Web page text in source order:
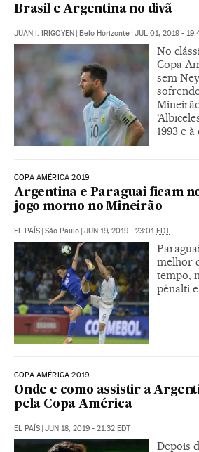
Brasil e Argentina no divã
JUAN I. IRIGOYEN Belo Horizonte JUL 01, 2019 -
No
Copa
sem
1993 e
COPA AMÉRICA 2019
Argentina e Paraguai ficam
jogo morno no Mineirão
EL PAÍS São Paulo JUN 19, 2019 - 23:01 EDT
melhor
tempo,
pênalti
COPA AMÉRICA 2019
Onde e como assistir a
pela Copa América
EL PAÍS JUN 18, 2019 - 21:32 EDT
Depois